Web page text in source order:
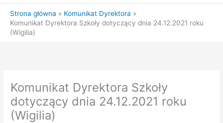
Strona główna
Komunikat Dyrektora
Komunikat Dyrektora Szkoły dotyczący dnia 24.12.2021 roku
(Wigilia)
Komunikat Dyrektora Szkoły
dotyczący dnia 24.12.2021 roku
(Wigilia)